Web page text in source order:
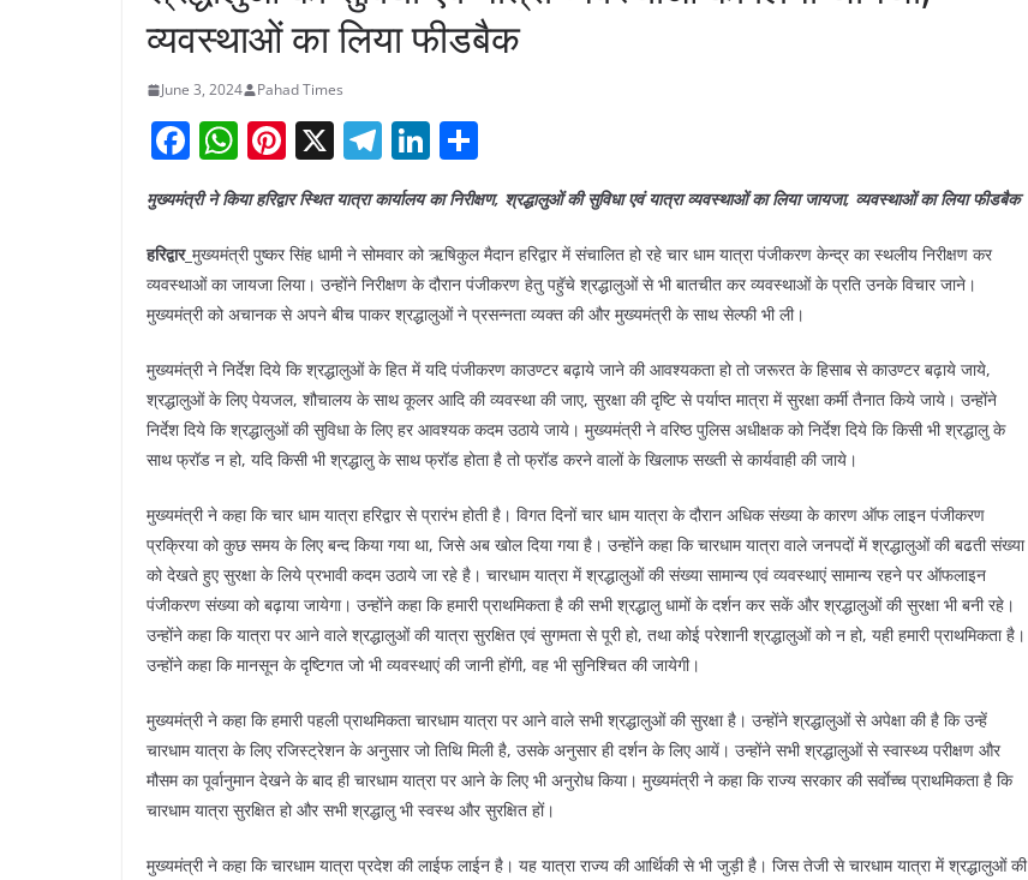
व्यवस्थाओं का लिया फीडबैक
June 3, 2024 Pahad Times
F
a
c
e
b
o
o
k
W
at
s
A
p
p
Pi
nt
er
e
st
X T
el
e
gr
a
m
Li
n
k
e
dI
n
ar
e
मुख्यमंत्री ने किया हरिद्वार स्थित यात्रा कार्यालय का निरीक्षण, श्रद्धालुओं की सुविधा एवं यात्रा व्यवस्थाओं का लिया जायजा, व्यवस्थाओं का लिया फीडबैक
हरिद्वार_ मुख्यमंत्री पुष्कर सिंह धामी ने सोमवार को ऋषिकुल मैदान हरिद्वार में संचालित हो रहे चार धाम यात्रा पंजीकरण केन्द्र का स्थलीय निरीक्षण कर
व्यवस्थाओं का जायजा लिया। उन्होंने निरीक्षण के दौरान पंजीकरण हेतु पहुॅचे श्रद्धालुओं से भी बातचीत कर व्यवस्थाओं के प्रति उनके विचार जाने।
मुख्यमंत्री को अचानक से अपने बीच पाकर श्रद्धालुओं ने प्रसन्नता व्यक्त की और मुख्यमंत्री के साथ सेल्फी भी ली।
मुख्यमंत्री ने निर्देश दिये कि श्रद्धालुओं के हित में यदि पंजीकरण काउण्टर बढ़ाये जाने की आवश्यकता हो तो जरूरत के हिसाब से काउण्टर बढ़ाये जाये,
श्रद्धालुओं के लिए पेयजल, शौचालय के साथ कूलर आदि की व्यवस्था की जाए, सुरक्षा की दृष्टि से पर्याप्त मात्रा में सुरक्षा कर्मी तैनात किये जाये। उन्होंने
निर्देश दिये कि श्रद्धालुओं की सुविधा के लिए हर आवश्यक कदम उठाये जाये। मुख्यमंत्री ने वरिष्ठ पुलिस अधीक्षक को निर्देश दिये कि किसी भी श्रद्धालु के
साथ फ्रॉड न हो, यदि किसी भी श्रद्धालु के साथ फ्रॉड होता है तो फ्रॉड करने वालों के खिलाफ सख्ती से कार्यवाही की जाये।
मुख्यमंत्री ने कहा कि चार धाम यात्रा हरिद्वार से प्रारंभ होती है। विगत दिनों चार धाम यात्रा के दौरान अधिक संख्या के कारण ऑफ लाइन पंजीकरण
प्रक्रिया को कुछ समय के लिए बन्द किया गया था, जिसे अब खोल दिया गया है। उन्होंने कहा कि चारधाम यात्रा वाले जनपदों में श्रद्धालुओं की बढती संख्या
को देखते हुए सुरक्षा के लिये प्रभावी कदम उठाये जा रहे है। चारधाम यात्रा में श्रद्धालुओं की संख्या सामान्य एवं व्यवस्थाएं सामान्य रहने पर ऑफलाइन
पंजीकरण संख्या को बढ़ाया जायेगा। उन्होंने कहा कि हमारी प्राथमिकता है की सभी श्रद्धालु धामों के दर्शन कर सकें और श्रद्धालुओं की सुरक्षा भी बनी रहे।
उन्होंने कहा कि यात्रा पर आने वाले श्रद्धालुओं की यात्रा सुरक्षित एवं सुगमता से पूरी हो, तथा कोई परेशानी श्रद्धालुओं को न हो, यही हमारी प्राथमिकता है।
उन्होंने कहा कि मानसून के दृष्टिगत जो भी व्यवस्थाएं की जानी होंगी, वह भी सुनिश्चित की जायेगी।
मुख्यमंत्री ने कहा कि हमारी पहली प्राथमिकता चारधाम यात्रा पर आने वाले सभी श्रद्धालुओं की सुरक्षा है। उन्होंने श्रद्धालुओं से अपेक्षा की है कि उन्हें
चारधाम यात्रा के लिए रजिस्ट्रेशन के अनुसार जो तिथि मिली है, उसके अनुसार ही दर्शन के लिए आयें। उन्होंने सभी श्रद्धालुओं से स्वास्थ्य परीक्षण और
मौसम का पूर्वानुमान देखने के बाद ही चारधाम यात्रा पर आने के लिए भी अनुरोध किया। मुख्यमंत्री ने कहा कि राज्य सरकार की सर्वाेच्च प्राथमिकता है कि
चारधाम यात्रा सुरक्षित हो और सभी श्रद्धालु भी स्वस्थ और सुरक्षित हों।
मुख्यमंत्री ने कहा कि चारधाम यात्रा प्रदेश की लाईफ लाईन है। यह यात्रा राज्य की आर्थिकी से भी जुड़ी है। जिस तेजी से चारधाम यात्रा में श्रद्धालुओं की